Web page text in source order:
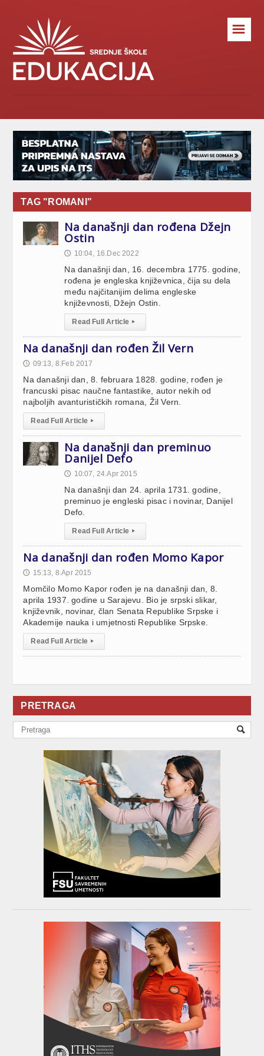
☰
TAG "ROMANI"
Na današnji dan rođena Džejn
Ostin
🕔 10:04, 16.Dec 2022
Na današnji dan, 16. decembra 1775. godine,
rođena je engleska književnica, čija su dela
među najčitanijim delima engleske
književnosti, Džejn Ostin.
Read Full Article ▸
Na današnji dan rođen Žil Vern
🕔 09:13, 8.Feb 2017
Na današnji dan, 8. februara 1828. godine, rođen je
francuski pisac naučne fantastike, autor nekih od
najboljih avanturističkih romana, Žil Vern.
Read Full Article ▸
Na današnji dan preminuo
Danijel Defo
🕔 10:07, 24.Apr 2015
Na današnji dan 24. aprila 1731. godine,
preminuo je engleski pisac i novinar, Danijel
Defo.
Read Full Article ▸
Na današnji dan rođen Momo Kapor
🕔 15:13, 8.Apr 2015
Momčilo Momo Kapor rođen je na današnji dan, 8.
aprila 1937. godine u Sarajevu. Bio je srpski slikar,
književnik, novinar, član Senata Republike Srpske i
Akademije nauka i umjetnosti Republike Srpske.
Read Full Article ▸
PRETRAGA